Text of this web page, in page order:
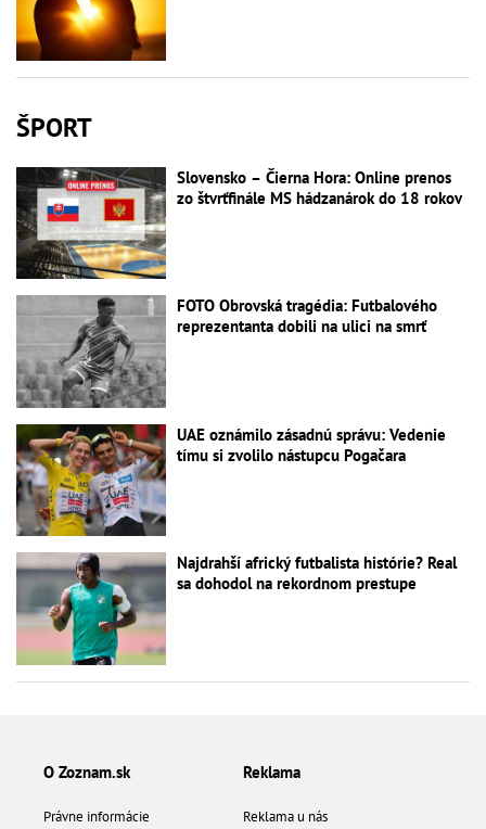
ŠPORT
Slovensko – Čierna Hora: Online prenos
zo štvrťfinále MS hádzanárok do 18 rokov
FOTO Obrovská tragédia: Futbalového
reprezentanta dobili na ulici na smrť
UAE oznámilo zásadnú správu: Vedenie
tímu si zvolilo nástupcu Pogačara
Najdrahší africký futbalista histórie? Real
sa dohodol na rekordnom prestupe
O Zoznam.sk
Právne informácie
Reklama
Reklama u nás